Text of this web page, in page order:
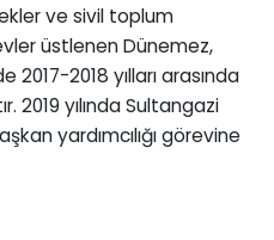
ve sivil toplum
üstlenen Dünemez,
2017-2018 yılları arasında
2019 yılında Sultangazi
yardımcılığı görevine